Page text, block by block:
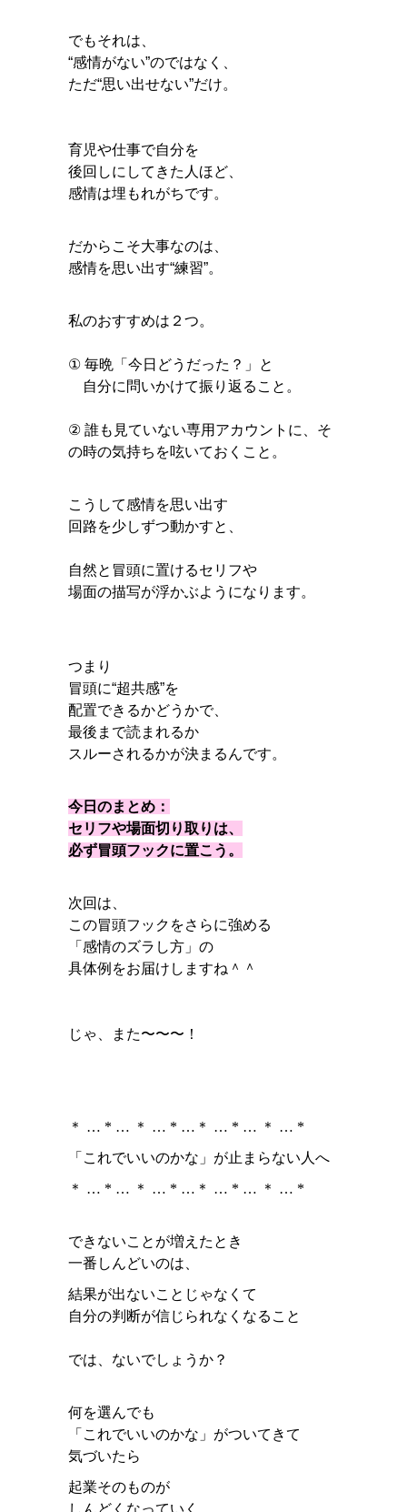
でもそれは、
“感情がない”のではなく、
ただ“思い出せない”だけ。
育児や仕事で自分を
後回しにしてきた人ほど、
感情は埋もれがちです。
だからこそ大事なのは、
感情を思い出す“練習”。
私のおすすめは２つ。
① 毎晩「今日どうだった？」と
自分に問いかけて振り返ること。
② 誰も見ていない専用アカウントに、そ
の時の気持ちを呟いておくこと。
こうして感情を思い出す
回路を少しずつ動かすと、
自然と冒頭に置けるセリフや
場面の描写が浮かぶようになります。
つまり
冒頭に“超共感”を
配置できるかどうかで、
最後まで読まれるか
スルーされるかが決まるんです。
今日のまとめ：
セリフや場面切り取りは、
必ず冒頭フックに置こう。
次回は、
この冒頭フックをさらに強める
「感情のズラし方」の
具体例をお届けしますね＾＾
じゃ、また〜〜〜！
＊ … * … ＊ … * …＊ … * … ＊ … *
「これでいいのかな」が止まらない人へ
＊ … * … ＊ … * …＊ … * … ＊ … *
できないことが増えたとき
一番しんどいのは、
結果が出ないことじゃなくて
自分の判断が信じられなくなること
では、ないでしょうか？
何を選んでも
「これでいいのかな」がついてきて
気づいたら
起業そのものが
しんどくなっていく....